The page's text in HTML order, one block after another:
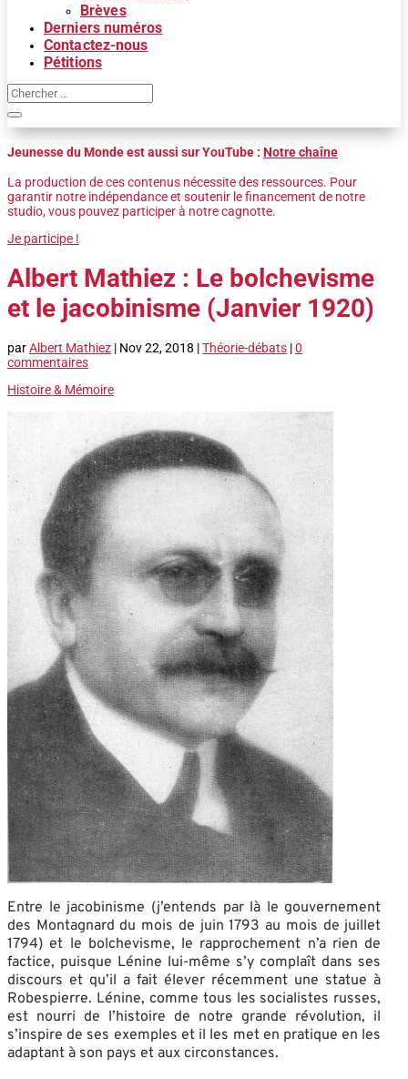
Brèves
Derniers numéros
Contactez-nous
Pétitions
Jeunesse du Monde est aussi sur YouTube : Notre chaîne
La production de ces contenus nécessite des ressources. Pour
garantir notre indépendance et soutenir le financement de notre
studio, vous pouvez participer à notre cagnotte.
Je participe !
Albert Mathiez : Le bolchevisme
et le jacobinisme (Janvier 1920)
parAlbert Mathiez | Nov 22, 2018 |Théorie-débats |0
commentaires
Histoire & Mémoire
Entre le jacobinisme (j’entends par là le gouvernement
des Montagnard du mois de juin 1793 au mois de juillet
1794) et le bolchevisme, le rapprochement n’a rien de
factice, puisque Lénine lui-même s’y complaît dans ses
discours et qu’il a fait élever récemment une statue à
Robespierre. Lénine, comme tous les socialistes russes,
est nourri de l’histoire de notre grande révolution, il
s’inspire de ses exemples et il les met en pratique en les
adaptant à son pays et aux circonstances.